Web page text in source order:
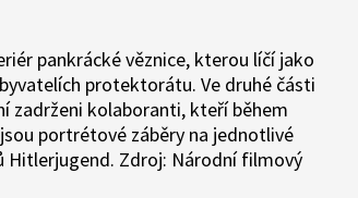
pankrácké věznice, kterou líčí jako
protektorátu. Ve druhé části
zadrženi kolaboranti, kteří během
portrétové záběry na jednotlivé
Hitlerjugend. Zdroj: Národní filmový